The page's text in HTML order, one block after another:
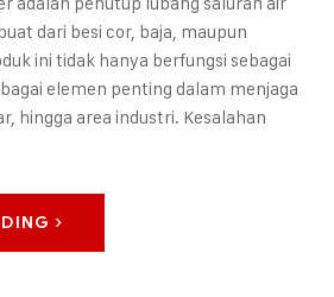
dari besi cor, baja, maupun
ini tidak hanya berfungsi sebagai
elemen penting dalam menjaga
hingga area industri. Kesalahan